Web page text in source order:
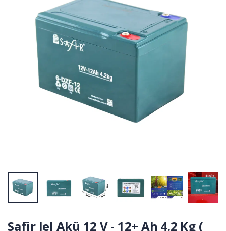
Safir Jel Akü 12 V - 12+ Ah 4.2 Kg (